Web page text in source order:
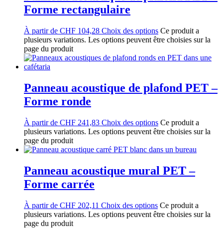
Forme rectangulaire
À partir de CHF 104,28 Choix des options Ce produit a
plusieurs variations. Les options peuvent être choisies sur la
page du produit
Panneau acoustique de plafond PET –
Forme ronde
À partir de CHF 241,83 Choix des options Ce produit a
plusieurs variations. Les options peuvent être choisies sur la
page du produit
Panneau acoustique mural PET –
Forme carrée
À partir de CHF 202,11 Choix des options Ce produit a
plusieurs variations. Les options peuvent être choisies sur la
page du produit